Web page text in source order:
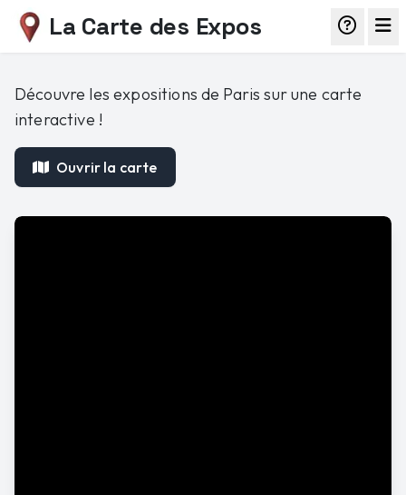
La Carte des Expos
Découvre les expositions de Paris sur une carte
interactive !
Ouvrir la carte